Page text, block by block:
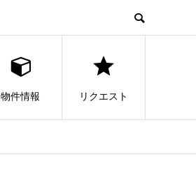
物件情報 リクエスト